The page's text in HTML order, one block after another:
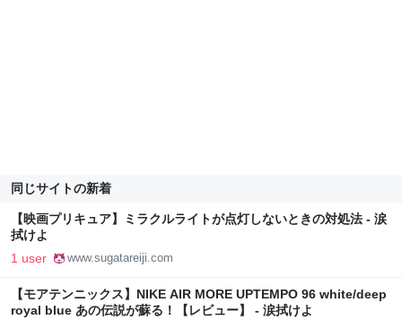
同じサイトの新着
【映画プリキュア】ミラクルライトが点灯しないときの対処法 - 涙
拭けよ
1 user www.sugatareiji.com
【モアテンニックス】NIKE AIR MORE UPTEMPO 96 white/deep
royal blue あの伝説が蘇る！【レビュー】 - 涙拭けよ